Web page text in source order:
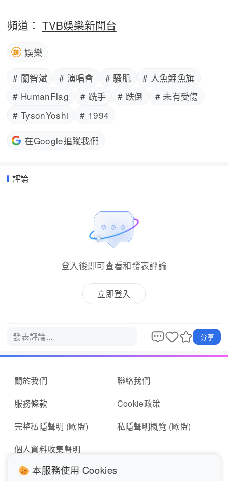
頻道： TVB娛樂新聞台
娛樂
# 關智斌 # 演唱會 # 騷肌
# 人魚鯉魚旗
# HumanFlag
# 跣手 # 跌倒
# 未有受傷
# TysonYoshi
# 1994
在Google追蹤我們
評論
登入後即可查看和發表評論
立即登入
發表評論... 分享
關於我們
服務條款
完整私隱聲明 (歐盟)
個人資料收集聲明
聯絡我們
Cookie政策
私隱聲明概覽 (歐盟)
本服務使用 Cookies